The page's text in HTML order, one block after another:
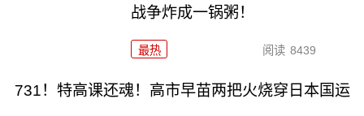
战争炸成一锅粥！
最热 阅读 8439
731！特高课还魂！高市早苗两把火烧穿日本国运